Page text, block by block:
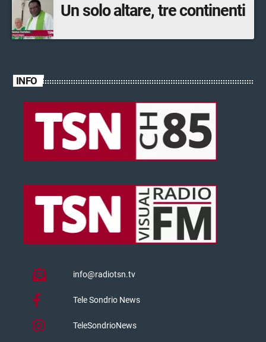
Un solo altare, tre continenti
INFO
info@radiotsn.tv
Tele Sondrio News
TeleSondrioNews